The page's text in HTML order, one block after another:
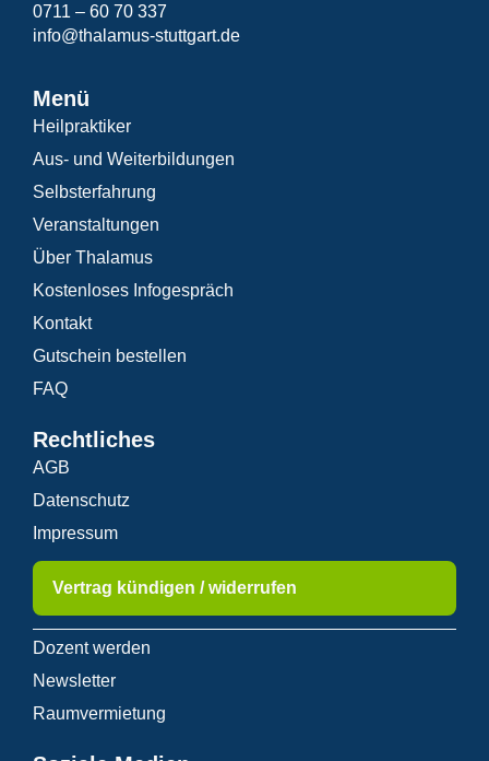
0711 – 60 70 337
info@thalamus-stuttgart.de
Menü
Heilpraktiker
Aus- und Weiterbildungen
Selbsterfahrung
Veranstaltungen
Über Thalamus
Kostenloses Infogespräch
Kontakt
Gutschein bestellen
FAQ
Rechtliches
AGB
Datenschutz
Impressum
Vertrag kündigen / widerrufen
Dozent werden
Newsletter
Raumvermietung